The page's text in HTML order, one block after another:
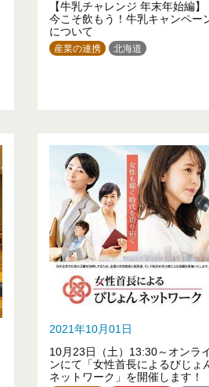
【牛乳チャレンジ 年末年始編】
今こそ飲もう！牛乳キャンペー
について
産業の連携 北海道
2021年10月01日
10月23日（土）13:30～オンラ
ンにて「女性首長によるびじょ
ネットワーク」を開催します！